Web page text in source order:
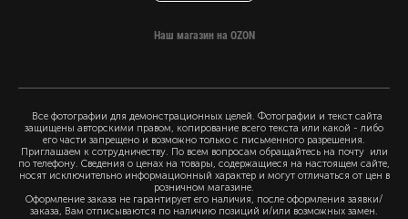
Наш магазин на OZON
Все фотографии для демонстрационных целей. Фотографии и текст сайта
защищены авторскими правом, копирование всего текста или какой - либо
его части запрещено и возможно только с письменного разрешения.
Приглашаем к сотрудничеству. По всем вопросам обращайтесь на почту или
по телефону. Сведения о ценах на товары, содержащиеся на настоящем сайте,
носят исключительно информационный характер и могут отличаться от цен в
розничном магазине.
Оформление заказа не гарантирует его наличия, после оформления заявки/
заказа, Вам отписываются по наличию позиций и/или возможных замен.